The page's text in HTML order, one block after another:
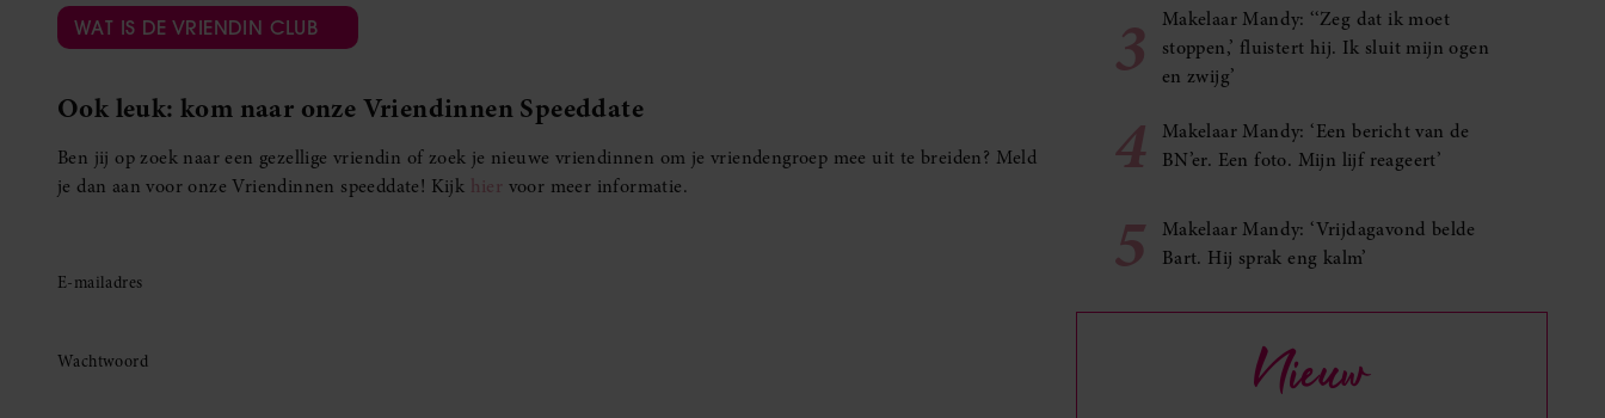
WAT IS DE VRIENDIN CLUB
Ook leuk: kom naar onze Vriendinnen Speeddate
Ben jij op zoek naar een gezellige vriendin of zoek je nieuwe vriendinnen om je vriendengroep mee uit te breiden? Meld
je dan aan voor onze Vriendinnen speeddate! Kijk hier voor meer informatie.
E-mailadres
Wachtwoord
3
Makelaar Mandy: ‘‘Zeg dat ik moet
stoppen,’ fluistert hij. Ik sluit mijn ogen
en zwijg’
4
Makelaar Mandy: ‘Een bericht van de
BN’er. Een foto. Mijn lijf reageert’
5
Makelaar Mandy: ‘Vrijdagavond belde
Bart. Hij sprak eng kalm’
Nieuw